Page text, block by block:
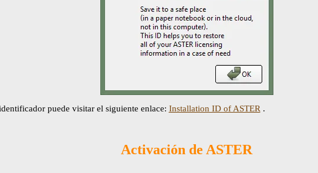
puede visitar el siguiente enlace: Installation ID of ASTER .
Activación de ASTER